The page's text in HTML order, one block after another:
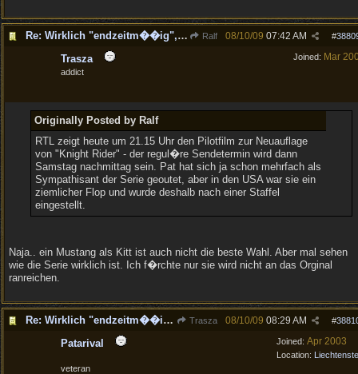
Re: Wirklich "endzeitm��ig", oder was?! Ralf #
08/10/09 07:42 AM
Joined: Mar
Trasza
addict
Originally Posted by Ralf
RTL zeigt heute um 21.15 Uhr den Pilotfilm zur Neuauflage
von "Knight Rider" - der regul�re Sendetermin wird dann
Samstag nachmittag sein. Pat hat sich ja schon mehrfach als
Sympathisant der Serie geoutet, aber in den USA war sie ein
ziemlicher Flop und wurde deshalb nach einer Staffel
eingestellt.
Naja.. ein Mustang als Kitt ist auch nicht die beste Wahl. Aber mal sehen
wie die Serie wirklich ist. Ich f�rchte nur sie wird nicht an das Orginal
ranreichen.
Re: Wirklich "endzeitm��ig", oder was?! Trasza #
08/10/09 08:29 AM
Joined: Apr 2003
Location:
Patarival
veteran